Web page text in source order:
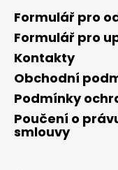
Formulář pro
Formulář pro
Kontakty
Obchodní
Podmínky
Poučení o
smlouvy